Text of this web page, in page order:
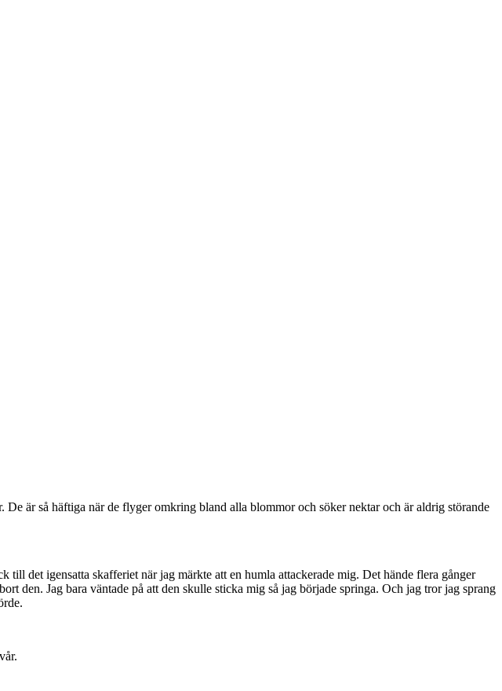
är så häftiga när de flyger omkring bland alla blommor och söker nektar och är aldrig störande
det igensatta skafferiet när jag märkte att en humla attackerade mig. Det hände flera gånger
den. Jag bara väntade på att den skulle sticka mig så jag började springa. Och jag tror jag sprang